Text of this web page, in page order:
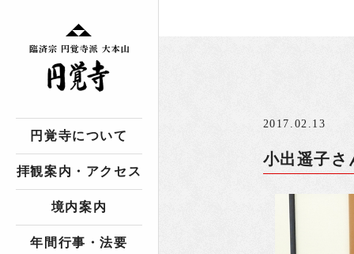
円覚寺について
拝観案内・アクセス
境内案内
年間行事・法要
2017.02.13
小出遥子